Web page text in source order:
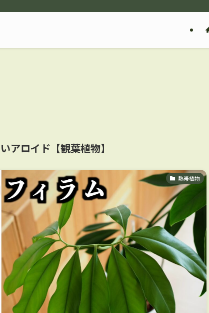
アロイド【観葉植物】
熱帯植物